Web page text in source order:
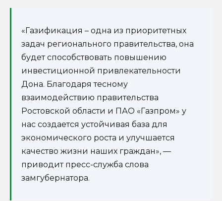
«Газификация – одна из приоритетных
задач регионального правительства, она
будет способствовать повышению
инвестиционной привлекательности
Дона. Благодаря тесному
взаимодействию правительства
Ростовской области и ПАО «Газпром» у
нас создается устойчивая база для
экономического роста и улучшается
качество жизни наших граждан», —
приводит пресс-служба слова
замгубернатора.